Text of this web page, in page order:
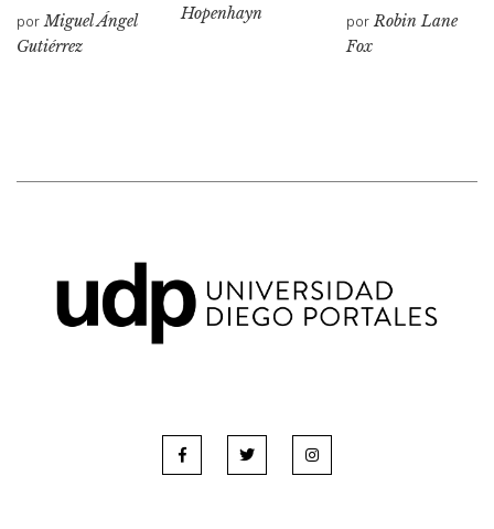
porMiguel Ángel
Gutiérrez
Hopenhayn
porRobin Lane
Fox